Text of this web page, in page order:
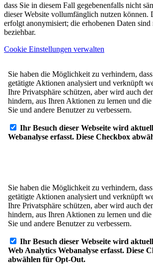
dass Sie in diesem Fall gegebenenfalls nicht
dieser Website vollumfänglich nutzen können.
erfolgt anonymisiert; die erhobenen Daten sind
beziehbar.
Cookie Einstellungen verwalten